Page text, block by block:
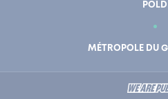
POLD
MÉTROPOLE DU
En un clic